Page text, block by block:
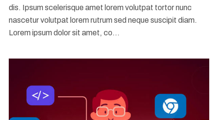
dis. Ipsum scelerisque amet lorem volutpat tortor nunc
nascetur volutpat lorem rutrum sed neque suscipit diam.
Lorem ipsum dolor sit amet, co...